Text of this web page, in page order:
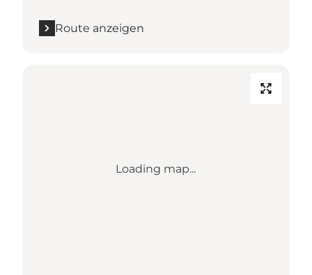
Route anzeigen
Loading map...